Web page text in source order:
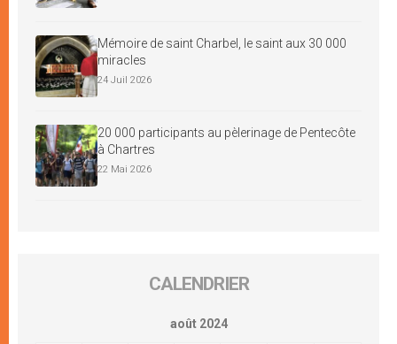
Mémoire de saint Charbel, le saint aux 30 000
miracles
24 Juil 2026
20 000 participants au pèlerinage de Pentecôte
à Chartres
22 Mai 2026
CALENDRIER
août 2024